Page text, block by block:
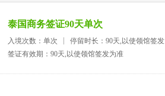
泰国商务签证90天单次
入境次数：单次
停留时长：90天,以使领馆签
签证有效期：90天,以使领馆签发为准